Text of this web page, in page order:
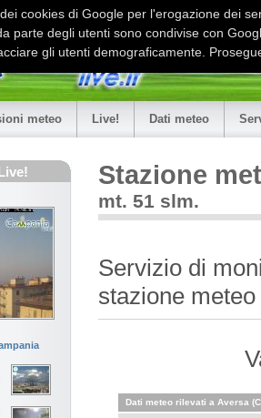
meteo Live! Dati meteo
Stazione
mt. 51 slm.
Servizio di
stazione
Dati meteo rilevati a Aversa
cookies di Google per l'erogazione dei
parte degli utenti sono condivise con
gli utenti demograficamente.